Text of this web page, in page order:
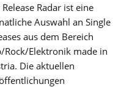
Release Radar ist eine
Auswahl an Single
aus dem Bereich
Rock/Elektronik made in
Die aktuellen